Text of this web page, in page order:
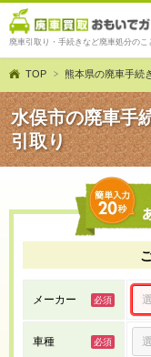
廃車引取り・手続きなど廃車処分のこ
TOP 熊本県の廃車手続
水俣市の廃車手
引取り
メーカー
車種